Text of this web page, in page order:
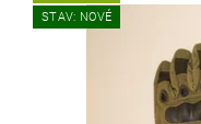
STAV: NOVÉ